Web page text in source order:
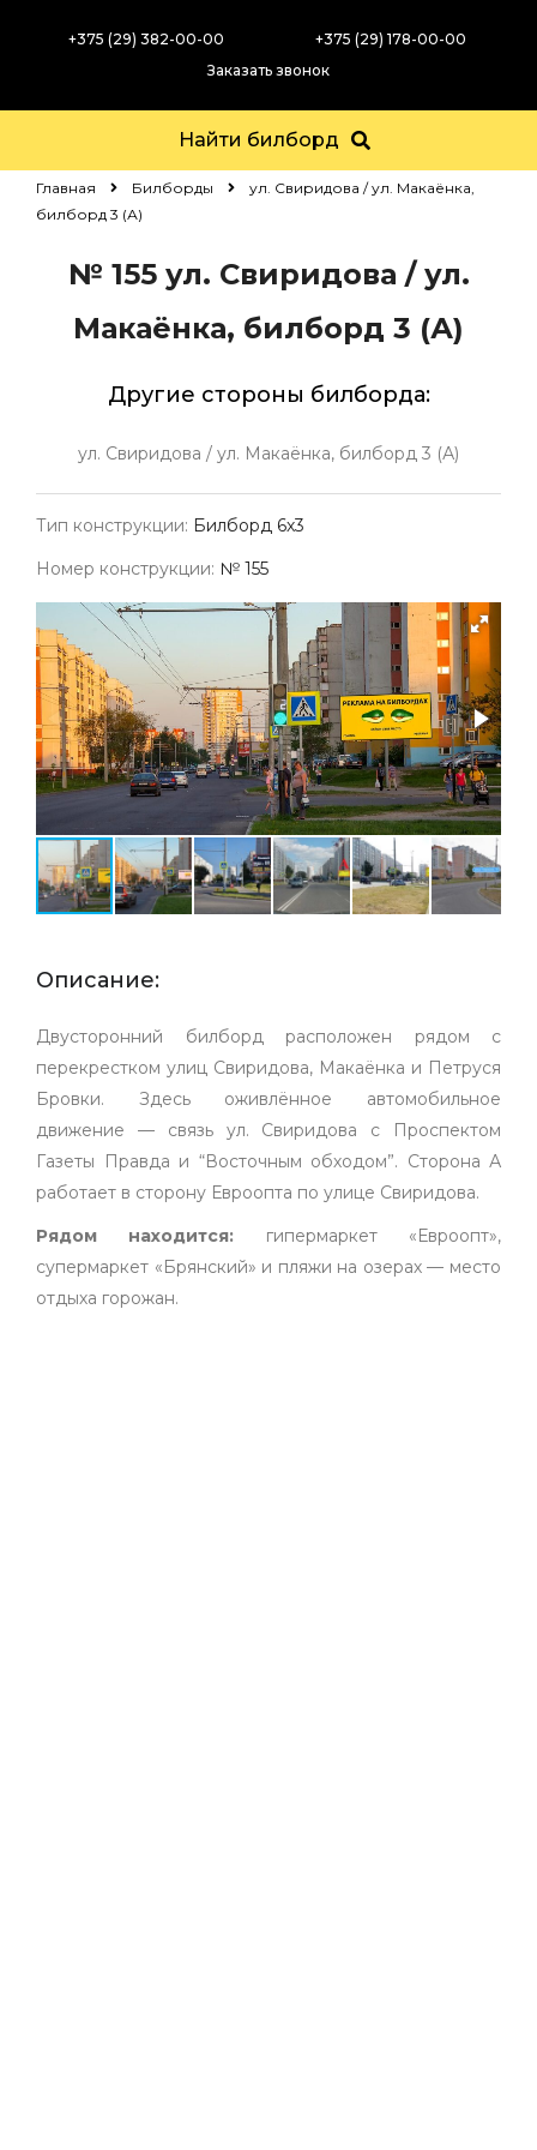
+375 (29) 382-00-00
+375 (29) 178-00-00
Заказать звонок
Найти билборд
Главная Билборды
ул. Свиридова / ул. Макаёнка,
билборд 3 (А)
№ 155ул. Свиридова / ул.
Макаёнка, билборд 3 (А)
Другие стороны билборда:
ул. Свиридова / ул. Макаёнка, билборд 3 (А)
Тип конструкции: Билборд 6х3
Номер конструкции: № 155
Описание:
Двусторонний билборд расположен рядом с
перекрестком улиц Свиридова, Макаёнка и Петруся
Бровки. Здесь оживлённое автомобильное
движение — связь ул. Свиридова с Проспектом
Газеты Правда и “Восточным обходом”. Сторона А
работает в сторону Евроопта по улице Свиридова.
Рядом находится: гипермаркет «Евроопт»,
супермаркет «Брянский» и пляжи на озерах — место
отдыха горожан.